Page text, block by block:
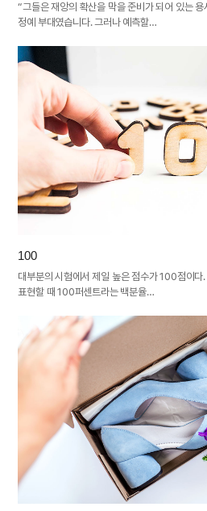
“그들은 재앙의 확산을 막을 준비가 되어 있는
정예 부대였습니다. 그러나 예측할…
100
대부분의 시험에서 제일 높은 점수가 100점이다
표현할 때 100퍼센트라는 백분율…